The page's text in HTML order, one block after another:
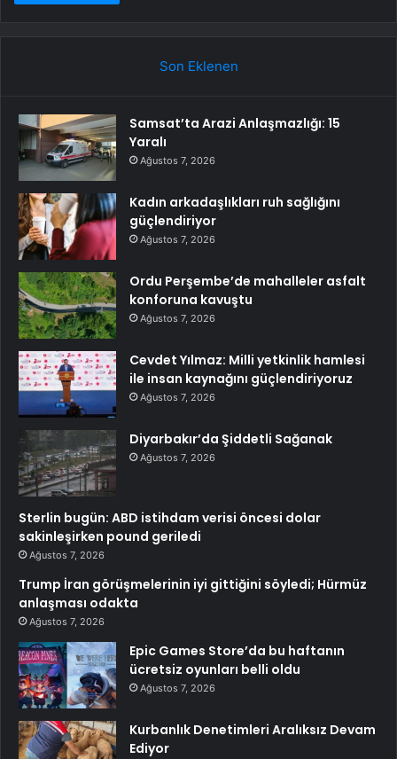
Son Eklenen
Samsat’ta Arazi Anlaşmazlığı: 15
Yaralı
Ağustos 7, 2026
Kadın arkadaşlıkları ruh sağlığını
güçlendiriyor
Ağustos 7, 2026
Ordu Perşembe’de mahalleler asfalt
konforuna kavuştu
Ağustos 7, 2026
Cevdet Yılmaz: Milli yetkinlik hamlesi
ile insan kaynağını güçlendiriyoruz
Ağustos 7, 2026
Diyarbakır’da Şiddetli Sağanak
Ağustos 7, 2026
Sterlin bugün: ABD istihdam verisi öncesi dolar
sakinleşirken pound geriledi
Ağustos 7, 2026
Trump İran görüşmelerinin iyi gittiğini söyledi; Hürmüz
anlaşması odakta
Ağustos 7, 2026
Epic Games Store’da bu haftanın
ücretsiz oyunları belli oldu
Ağustos 7, 2026
Kurbanlık Denetimleri Aralıksız Devam
Ediyor